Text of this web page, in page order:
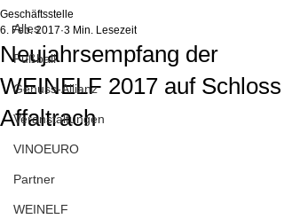
Alles
Fußball
Genuss-Allianz
Veranstaltungen
VINOEURO
Partner
WEINELF
Neujahrsempfang der
WEINELF 2017 auf Schloss
Affaltrach
Geschäftsstelle
6. Feb. 2017 3 Min. Lesezeit